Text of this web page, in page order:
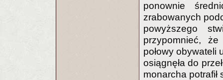
ponownie
zrabowanych
powyższego
przypomnieć,
połowy obywateli
osiągnęła do
monarcha potrafił